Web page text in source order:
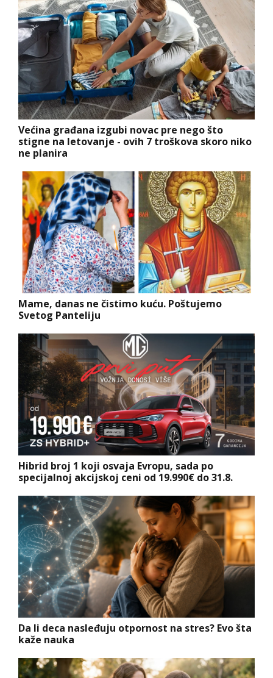
Većina građana izgubi novac pre nego što
stigne na letovanje - ovih 7 troškova skoro niko
ne planira
Mame, danas ne čistimo kuću. Poštujemo
Svetog Panteliju
Hibrid broj 1 koji osvaja Evropu, sada po
specijalnoj akcijskoj ceni od 19.990€ do 31.8.
Da li deca nasleđuju otpornost na stres? Evo šta
kaže nauka